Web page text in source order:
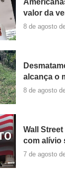
valor da
8 de agosto
alcança o
8 de agosto
Wall
com alívio
7 de agosto